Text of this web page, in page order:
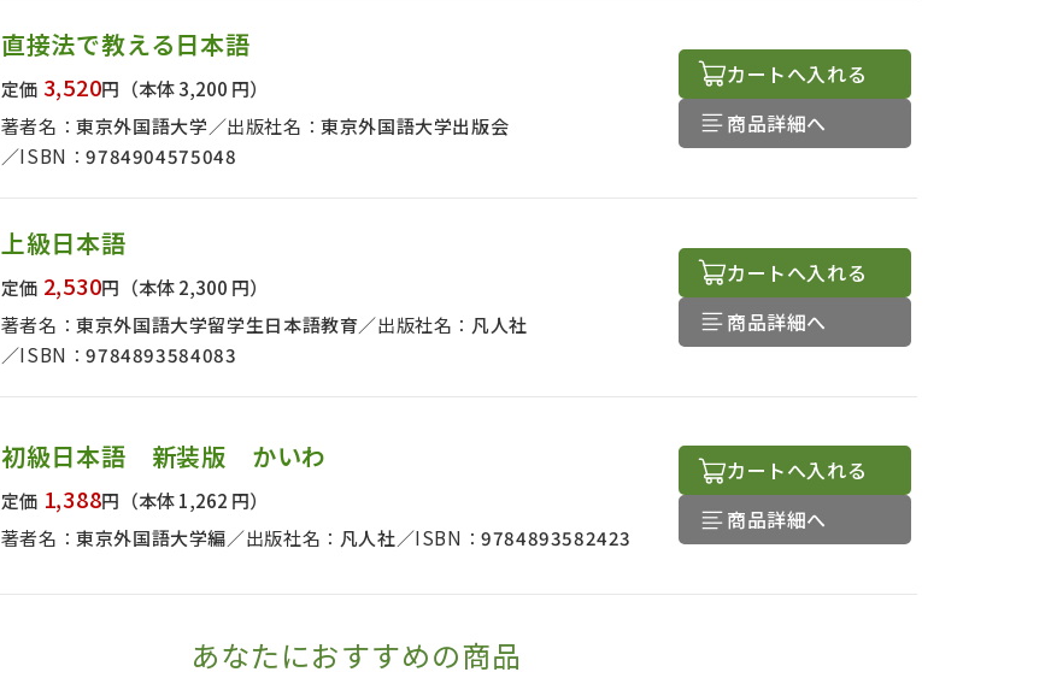
直接法で教える日本語
定価 3,520円 （本体 3,200 円）
著者名：東京外国語大学 出版社名：東京外国語大学出版会
ISBN：9784904575048
カートへ入れる
商品詳細へ
上級日本語
定価 2,530円 （本体 2,300 円）
著者名：東京外国語大学留学生日本語教育 出版社名： 凡人社
ISBN：9784893584083
カートへ入れる
商品詳細へ
初級日本語 新装版 かいわ
定価 1,388円 （本体 1,262 円）
著者名：東京外国語大学編 出版社名： 凡人社 ISBN：9784893582423
カートへ入れる
商品詳細へ
あなたにおすすめの商品